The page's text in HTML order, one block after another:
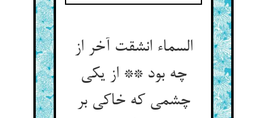
السماء انشقت آخر از
چه بود ** از یکی
چشمی که خاکی بر